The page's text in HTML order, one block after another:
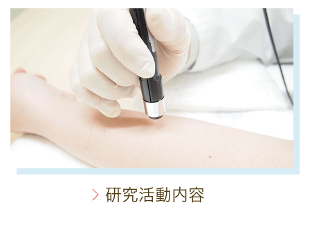
研究活動内容